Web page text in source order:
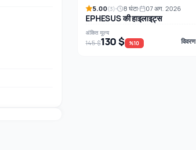
5.00(3) 8 घंटा 07 अग. 2026
EPHESUS की हाइलाइट्स
अंकित मूल्य
145 $130 $ %10 विवरण